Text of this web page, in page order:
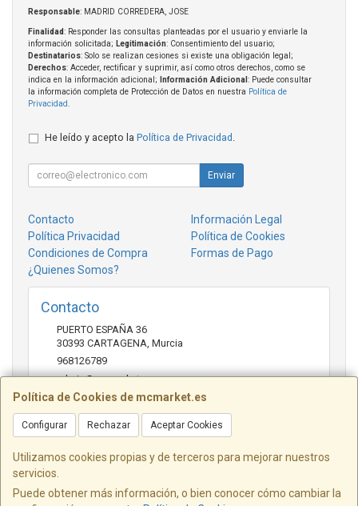
Política de Cookies de mcmarket.es
Configurar Rechazar Aceptar Cookies
Utilizamos cookies propias y de terceros para mejorar nuestros
servicios.
Puede obtener más información, o bien conocer cómo cambiar la
Responsable: MADRID CORREDERA, JOSE
Finalidad: Responder las consultas planteadas por el usuario y enviarle la
información solicitada; Legitimación: Consentimiento del usuario;
Destinatarios: Solo se realizan cesiones si existe una obligación legal;
Derechos: Acceder, rectificar y suprimir, así como otros derechos, como se
indica en la información adicional;
Información Adicional : Puede consultar
la información completa de Protección de Datos en nuestra Política de
Privacidad
He leído y acepto la Política de Privacidad .
Enviar
Contacto
Información Legal
Política Privacidad
Política de Cookies
Condiciones de Compra
Formas de Pago
¿Quienes Somos?
Contacto
PUERTO ESPAÑA 36
30393 CARTAGENA, Murcia
968126789
admin@mcmarket.es
Horario
09:00-14:00